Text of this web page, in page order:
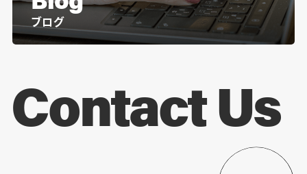
ブログ
Contact Us